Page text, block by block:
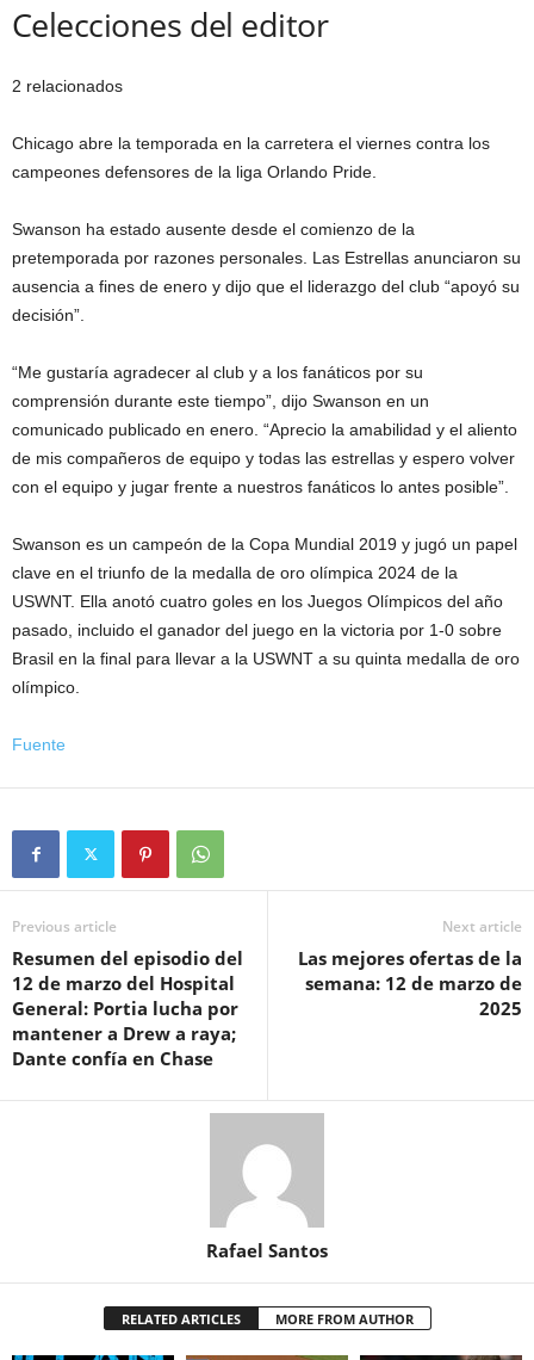
Celecciones del editor
2 relacionados
Chicago abre la temporada en la carretera el viernes contra los
campeones defensores de la liga Orlando Pride.
Swanson ha estado ausente desde el comienzo de la
pretemporada por razones personales. Las Estrellas anunciaron su
ausencia a fines de enero y dijo que el liderazgo del club “apoyó su
decisión”.
“Me gustaría agradecer al club y a los fanáticos por su
comprensión durante este tiempo”, dijo Swanson en un
comunicado publicado en enero. “Aprecio la amabilidad y el aliento
de mis compañeros de equipo y todas las estrellas y espero volver
con el equipo y jugar frente a nuestros fanáticos lo antes posible”.
Swanson es un campeón de la Copa Mundial 2019 y jugó un papel
clave en el triunfo de la medalla de oro olímpica 2024 de la
USWNT. Ella anotó cuatro goles en los Juegos Olímpicos del año
pasado, incluido el ganador del juego en la victoria por 1-0 sobre
Brasil en la final para llevar a la USWNT a su quinta medalla de oro
olímpico.
Fuente
Previous article
Resumen del episodio del
12 de marzo del Hospital
General: Portia lucha por
mantener a Drew a raya;
Dante confía en Chase
Next article
Las mejores ofertas de la
semana: 12 de marzo de
2025
Rafael Santos
RELATED ARTICLES MORE FROM AUTHOR